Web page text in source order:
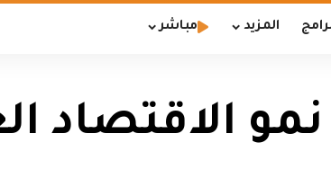
المزيد مباشر
الاقتصاد